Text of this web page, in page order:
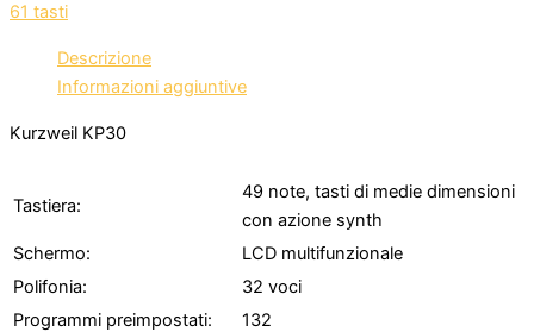
61 tasti
Descrizione
Informazioni aggiuntive
Kurzweil KP30
Tastiera:
49 note, tasti di medie dimensioni
con azione synth
Schermo:
LCD multifunzionale
Polifonia:
32 voci
Programmi preimpostati:
132